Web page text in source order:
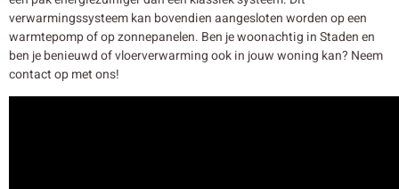
verwarmingssysteem kan bovendien aangesloten worden op een
warmtepomp of op zonnepanelen. Ben je woonachtig in Staden en
ben je benieuwd of vloerverwarming ook in jouw woning kan? Neem
contact op met ons!